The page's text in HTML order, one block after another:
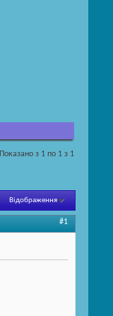
Показано з 1 по 1 з 1
Відображення
#1